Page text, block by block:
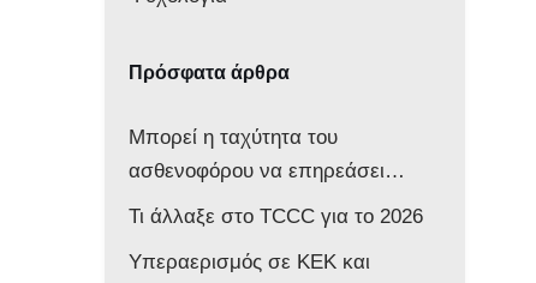
Πρόσφατα άρθρα
Μπορεί η ταχύτητα του
ασθενοφόρου να επηρεάσει
νευρολογικά ένα βρέφος;
Τι άλλαξε στο TCCC για το 2026
Υπεραερισμός σε ΚΕΚ και